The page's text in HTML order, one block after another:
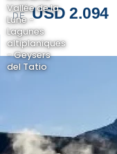
DE USD 2.094
Vallée de la
Lune -
Lagunes
altiplaniques
- Geysers
del Tatio